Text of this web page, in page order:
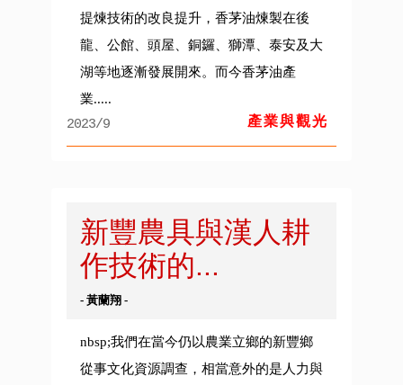
提煉技術的改良提升，香茅油煉製在後
龍、公館、頭屋、銅鑼、獅潭、泰安及大
湖等地逐漸發展開來。而今香茅油產
業.....
2023/9
產業與觀光
新豐農具與漢人耕
作技術的...
- 黃蘭翔 -
nbsp;我們在當今仍以農業立鄉的新豐鄉
從事文化資源調查，相當意外的是人力與